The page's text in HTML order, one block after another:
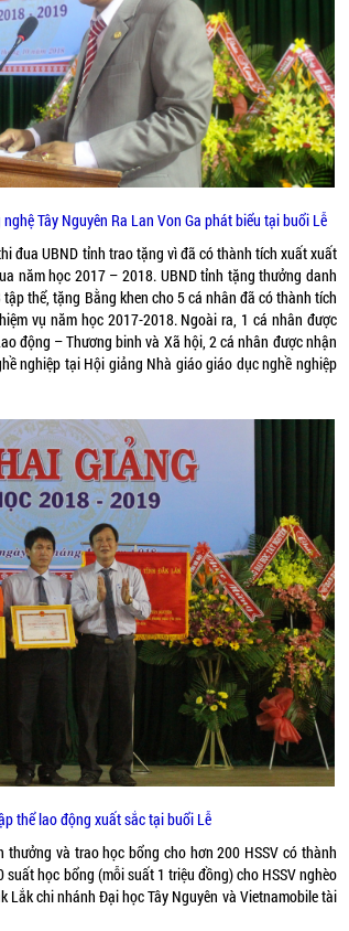
Tây Nguyên Ra Lan Von Ga phát biểu tại buổi Lễ
đua UBND tỉnh trao tặng vì đã có thành tích xuất xuất
năm học 2017 – 2018. UBND tỉnh tặng thưởng danh
thể, tặng Bằng khen cho 5 cá nhân đã có thành tích
vụ năm học 2017-2018. Ngoài ra, 1 cá nhân được
động – Thương binh và Xã hội, 2 cá nhân được nhận
nghiệp tại Hội giảng Nhà giáo giáo dục nghề nghiệp
thể lao động xuất sắc tại buổi Lễ
thưởng và trao học bổng cho hơn 200 HSSV có thành
học bổng (mỗi suất 1 triệu đồng) cho HSSV nghèo
Lắk chi nhánh Đại học Tây Nguyên và Vietnamobile tài